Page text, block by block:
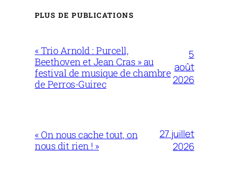
PLUS DE PUBLICATIONS
« Trio Arnold : Purcell,
Beethoven et Jean Cras » au
festival de musique de chambre
de Perros-Guirec
5
août
2026
« On nous cache tout, on
nous dit rien ! »
27 juillet
2026